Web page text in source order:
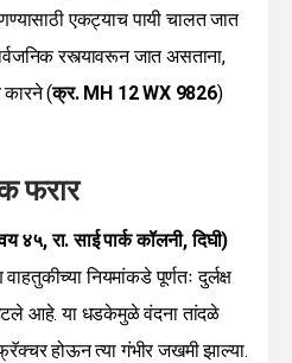
एकट्याच पायी चालत जात
रस्त्यावरून जात असताना,
कारने (क्र. MH 12 WX 9826)
फरार
४५, रा. साई पार्क कॉलनी, दिघी)
नियमांकडे पूर्णतः दुर्लक्ष
आहे. या धडकेमुळे वंदना तांदळे
फ्रॅक्चर होऊन त्या गंभीर जखमी झाल्या.